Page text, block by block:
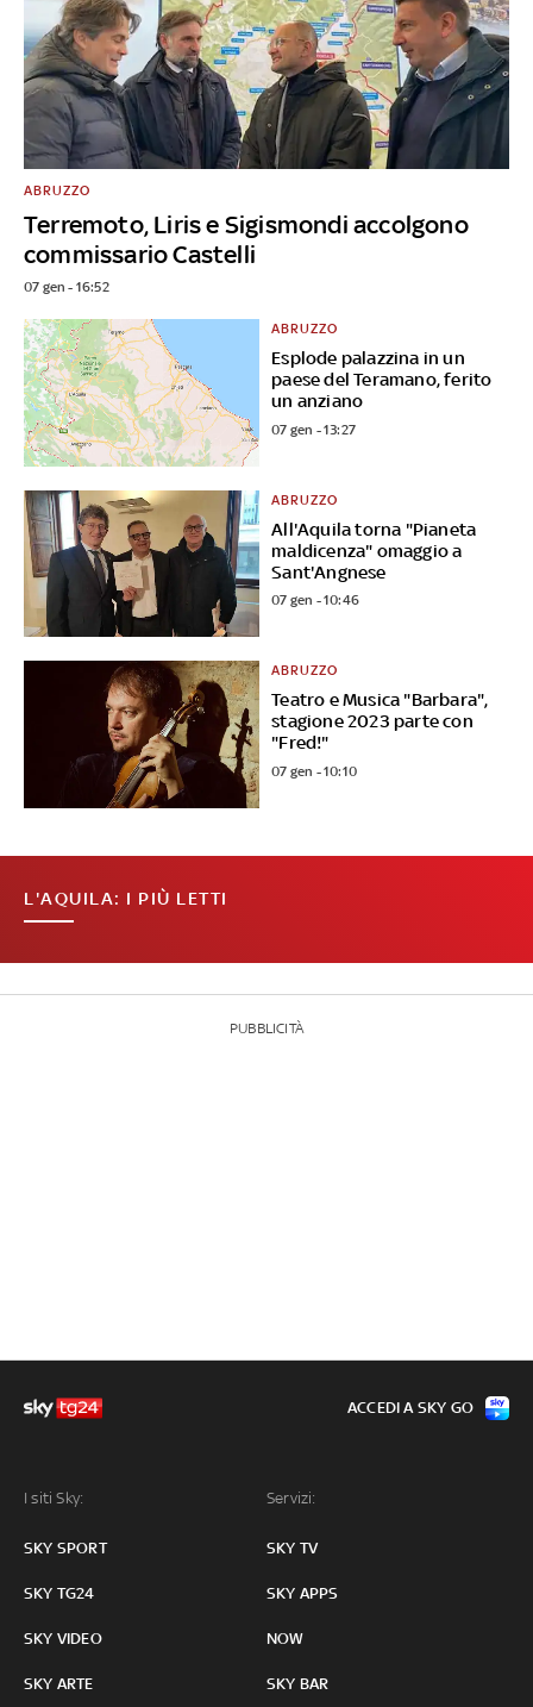
Terremoto, Liris e Sigismondi accolgono
commissario Castelli
ABRUZZO
07 gen - 16:52
Esplode palazzina in un
paese del Teramano, ferito
un anziano
ABRUZZO
07 gen - 13:27
All'Aquila torna "Pianeta
maldicenza" omaggio a
Sant'Angnese
ABRUZZO
07 gen - 10:46
Teatro e Musica "Barbara",
stagione 2023 parte con
"Fred!"
ABRUZZO
07 gen - 10:10
L'AQUILA: I PIÙ LETTI
PUBBLICITÀ
I siti Sky:
SKY SPORT
SKY TG24
SKY VIDEO
SKY ARTE
Servizi:
SKY TV
SKY APPS
NOW
SKY BAR
ACCEDI A SKY GO